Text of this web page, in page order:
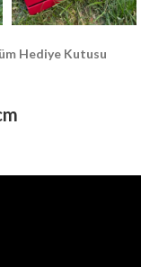
Hediye Kutusu